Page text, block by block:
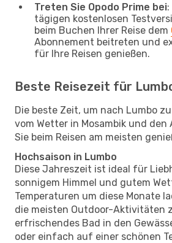
Treten Sie Opodo Prime bei
tägigen kostenlosen
beim Buchen Ihrer Reise dem
Abonnement beitreten und
für Ihre Reisen genießen.
Beste Reisezeit für
Die beste Zeit, um nach Lumbo
vom Wetter in Mosambik und
Sie beim Reisen am meisten
Hochsaison in Lumbo
Diese Jahreszeit ist ideal für
sonnigem Himmel und gutem
Temperaturen um diese Monate
die meisten Outdoor-Aktivitäten
erfrischendes Bad in den
oder einfach auf einer schönen